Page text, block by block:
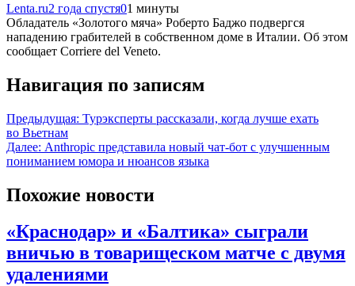
Lenta.ru2 года спустя01 минуты
Обладатель «Золотого мяча» Роберто Баджо подвергся
нападению грабителей в собственном доме в Италии. Об этом
сообщает Corriere del Veneto.
Навигация по записям
Предыдущая: Турэксперты рассказали, когда лучше ехать
во Вьетнам
Далее: Anthropic представила новый чат-бот с улучшенным
пониманием юмора и нюансов языка
Похожие новости
«Краснодар» и «Балтика» сыграли
вничью в товарищеском матче с двумя
удалениями